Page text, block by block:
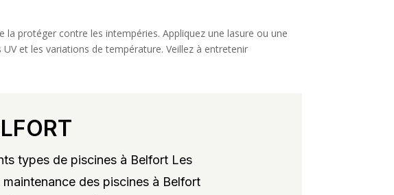
protéger contre les intempéries. Appliquez une lasure ou une
et les variations de température. Veillez à entretenir
types de piscines à Belfort Les
des piscines à Belfort